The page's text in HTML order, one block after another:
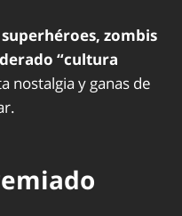
zombis
“cultura
nostalgia y ganas de